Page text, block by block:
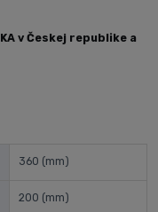
v Českej republike a
360 (mm)
200 (mm)